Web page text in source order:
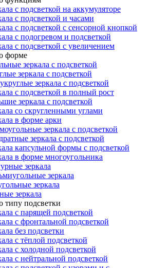
с подсветкой на аккумуляторе
с подсветкой и часами
с подсветкой с сенсорной кнопкой
с подогревом и подсветкой
с подсветкой с увеличением
форме
зеркала с подсветкой
зеркала с подсветкой
зеркала с подсветкой
с подсветкой в полный рост
зеркала с подсветкой
со скругленными углами
в форме арки
зеркала с подсветкой
зеркала с подсветкой
капсульной формы с подсветкой
в форме многоугольника
зеркала
зеркала
зеркала
зеркала
типу подсветки
с парящей подсветкой
с фронтальной подсветкой
без подсветки
с тёплой подсветкой
с холодной подсветкой
с нейтральной подсветкой